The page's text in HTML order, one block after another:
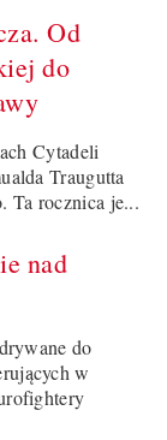
Od
do
Cytadeli
Traugutta
Ta rocznica je...
nad
do
w